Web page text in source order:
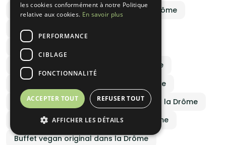
Traiteur italien pour mariage dans la Drôme
Menu traiteur halal dans la Drôme
Menu casher original dans la Drôme
Traiteur africain mariage dans la Drôme
Livraison de plats libanais dans la Drôme
Traiteur antillais pour anniversaire dans la Drôme
Service traiteur vegetarien dans la Drôme
Buffet vegan original dans la Drôme
les cookies conformément à notre Politique
relative aux cookies. En savoir plus
PERFORMANCE
CIBLAGE
FONCTIONNALITÉ
ACCEPTER TOUT REFUSER TOUT
AFFICHER LES DÉTAILS